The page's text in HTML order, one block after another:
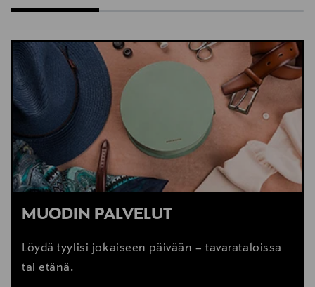
MUODIN PALVELUT
Löydä tyylisi jokaiseen päivään – tavarataloissa
tai etänä.